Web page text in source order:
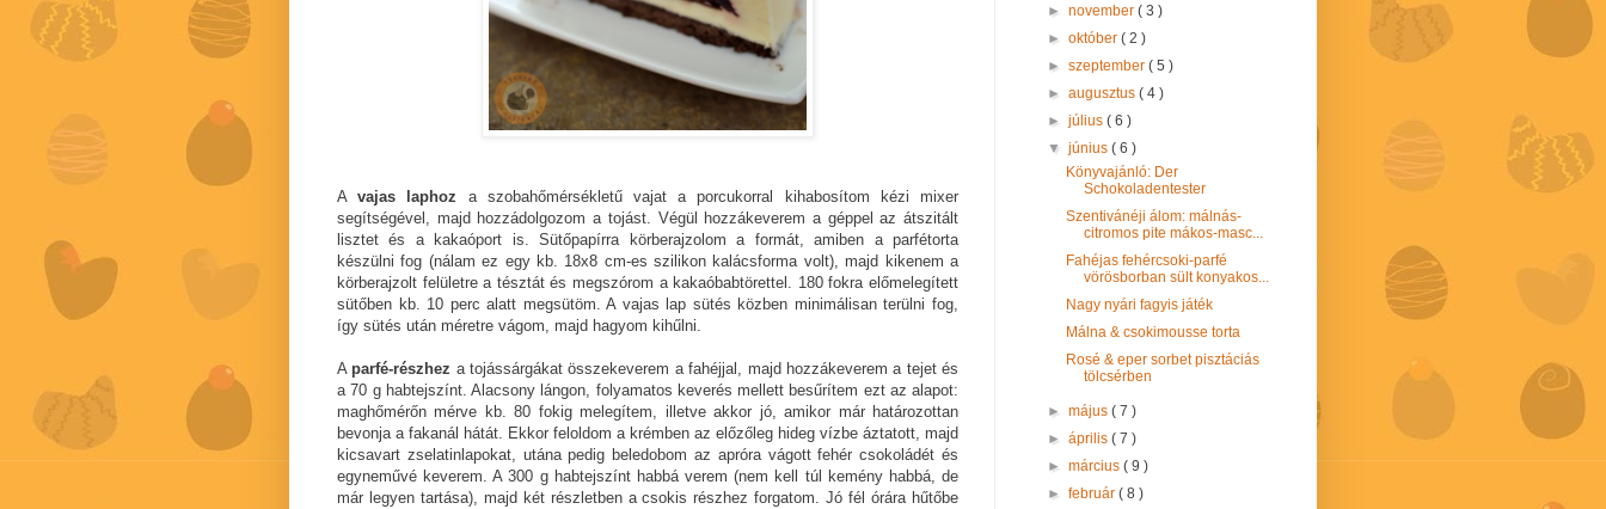
Avajas laphoz a szobahőmérsékletű vajat a porcukorral kihabosítom kézi mixer
segítségével, majd hozzádolgozom a tojást. Végül hozzákeverem a géppel az átszitált
lisztet és a kakaóport is. Sütőpapírra körberajzolom a formát, amiben a parfétorta
készülni fog (nálam ez egy kb. 18x8 cm-es szilikon kalácsforma volt), majd kikenem a
körberajzolt felületre a tésztát és megszórom a kakaóbabtörettel. 180 fokra előmelegített
sütőben kb. 10 perc alatt megsütöm. A vajas lap sütés közben minimálisan terülni fog,
így sütés után méretre vágom, majd hagyom kihűlni.
A parfé-részhez a tojássárgákat összekeverem a fahéjjal, majd hozzákeverem a tejet és
a 70 g habtejszínt. Alacsony lángon, folyamatos keverés mellett besűrítem ezt az alapot:
maghőmérőn mérve kb. 80 fokig melegítem, illetve akkor jó, amikor már határozottan
bevonja a fakanál hátát. Ekkor feloldom a krémben az előzőleg hideg vízbe áztatott, majd
kicsavart zselatinlapokat, utána pedig beledobom az apróra vágott fehér csokoládét és
egyneművé keverem. A 300 g habtejszínt habbá verem (nem kell túl kemény habbá, de
már legyen tartása), majd két részletben a csokis részhez forgatom. Jó fél órára hűtőbe
►november( 3 )
►október( 2 )
►szeptember( 5 )
►augusztus( 4 )
►július( 6 )
▼június( 6 )
Könyvajánló: Der
Schokoladentester
Szentivánéji álom: málnás-
citromos pite mákos-masc...
Fahéjas fehércsoki-parfé
vörösborban sült konyakos...
Nagy nyári fagyis játék
Málna & csokimousse torta
Rosé & eper sorbet pisztáciás
tölcsérben
►május( 7 )
►április( 7 )
►március( 9 )
►február( 8 )